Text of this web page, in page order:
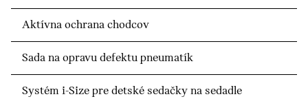
Aktívna ochrana chodcov
Sada na opravu defektu pneumatík
Systém i-Size pre detské sedačky na sedadle